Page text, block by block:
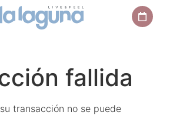
fallida
transacción no se puede